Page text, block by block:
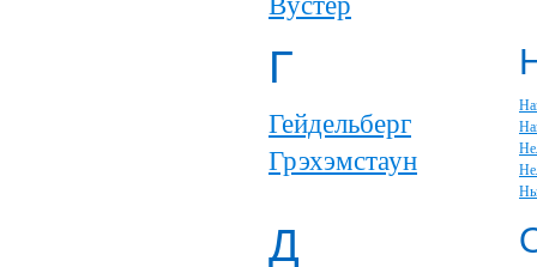
Г
Гейдельберг
Грэхэмстаун
Д